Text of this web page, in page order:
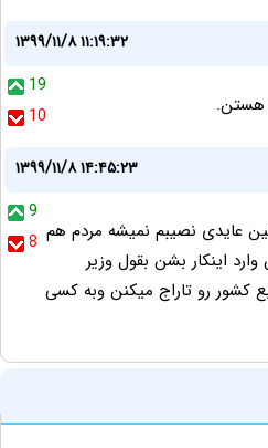
۱۳۹۹/۱۱/۸ ۱۱:۱۹:۳۲
19
10
هستن.
۱۳۹۹/۱۱/۸ ۱۴:۴۵:۲۳
9
8 عایدی نصیبم نمیشه مردم هم
اینکار بشن بقول وزیر
کشور رو تاراج میکنن وبه کسی